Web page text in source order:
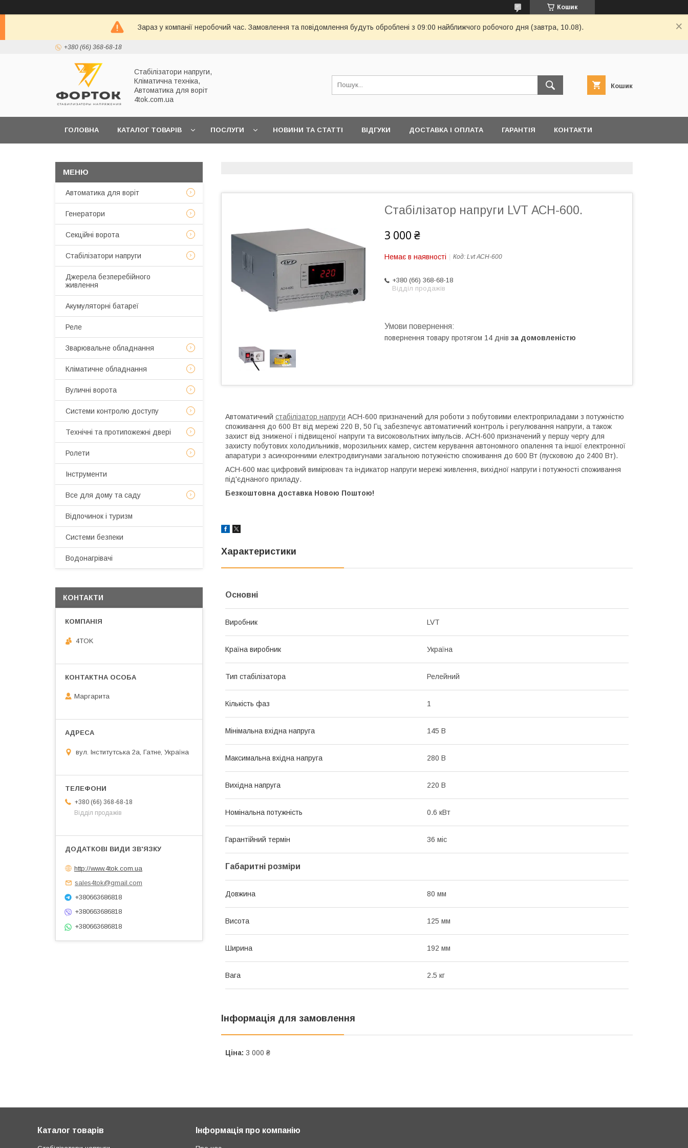
Кошик
Зараз у компанії неробочий час. Замовлення та повідомлення будуть оброблені з 09:00 найближчого робочого дня (завтра, 10.08).
+380 (66) 368-68-18
Стабілізатори напруги,
Кліматична техніка,
Автоматика для воріт
4tok.com.ua
Кошик
ГОЛОВНА КАТАЛОГ ТОВАРІВ ПОСЛУГИ НОВИНИ ТА СТАТТІ ВІДГУКИ ДОСТАВКА І ОПЛАТА ГАРАНТІЯ КОНТАКТИ
Стабілізатор напруги LVT АСН-600.
3 000 ₴
Немає в наявності Код: Lvt АСН-600
+380 (66) 368-68-18
Відділ продажів
повернення товару протягом 14 днів за домовленістю
Автоматичний стабілізатор напруги АСН-600 призначений для роботи з побутовими електроприладами з потужністю
споживання до 600 Вт від мережі 220 В, 50 Гц забезпечує автоматичний контроль і регулювання напруги, а також
захист від зниженої і підвищеної напруги та високовольтних імпульсів. АСН-600 призначений у першу чергу для
захисту побутових холодильників, морозильних камер, систем керування автономного опалення та іншої електронної
апаратури з асинхронними електродвигунами загальною потужністю споживання до 600 Вт (пусковою до 2400 Вт).
АСН-600 має цифровий вимірювач та індикатор напруги мережі живлення, вихідної напруги і потужності споживання
під'єднаного приладу.
Безкоштовна доставка Новою Поштою!
Характеристики
Основні
Виробник LVT
Країна виробник Україна
Тип стабілізатора Релейний
Кількість фаз 1
Мінімальна вхідна напруга 145 В
Максимальна вхідна напруга 280 В
Вихідна напруга 220 В
Номінальна потужність 0.6 кВт
Гарантійний термін 36 міс
Габаритні розміри
Довжина 80 мм
Висота 125 мм
Ширина 192 мм
Вага 2.5 кг
Інформація для замовлення
Ціна: 3 000 ₴
Автоматика для воріт
Генератори
Секційні ворота
Стабілізатори напруги
Джерела безперебійного
живлення
Акумуляторні батареї
Реле
Зварювальне обладнання
Кліматичне обладнання
Вуличні ворота
Системи контролю доступу
Технічні та протипожежні двері
Ролети
Інструменти
Все для дому та саду
Відпочинок і туризм
Системи безпеки
Водонагрівачі
КОНТАКТИ
4TOK
Маргарита
вул. Інститутська 2а, Гатне, Україна
+380 (66) 368-68-18
Відділ продажів
http://www.4tok.com.ua
sales4tok@gmail.com
+380663686818
+380663686818
+380663686818
Каталог товарів Інформація про компанію